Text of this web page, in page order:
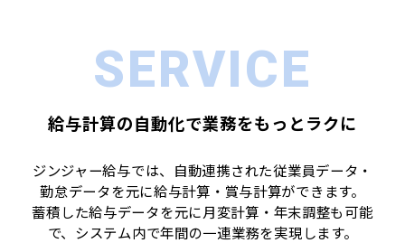
SERVICE
給与計算の自動化で業務をもっとラクに
ジンジャー給与では、自動連携された従業員データ‧
勤怠データを元に給与計算‧賞与計算ができます。
蓄積した給与データを元に月変計算‧年末調整も可能
で、システム内で年間の一連業務を実現します。